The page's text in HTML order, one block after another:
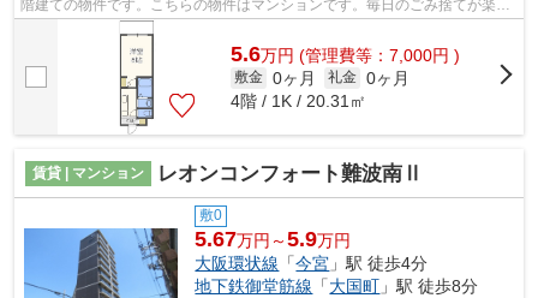
階建ての物件です。こちらの物件はマンションです。毎日のごみ捨てが楽に
なる敷地内ごみ置き場。ホームズ・ラ...
5.6万円 (管理費等：7,000円 )
敷金 0ヶ月 礼金 0ヶ月
4階 / 1K / 20.31㎡
賃貸 | マンション レオンコンフォート難波南Ⅱ
敷0
5.67万円～5.9万円
大阪環状線 「今宮 」駅 徒歩4分
地下鉄御堂筋線 「大国町 」駅 徒歩8分